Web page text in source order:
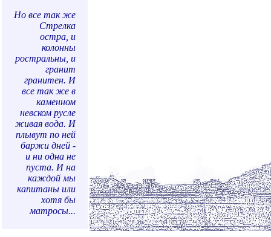
Но все так же
Стрелка
остра, и
колонны
ростральны, и
гранит
гранитен. И
все так же в
каменном
невском русле
живая вода. И
плывут по ней
баржи дней -
и ни одна не
пуста. И на
каждой мы
капитаны или
хотя бы
матросы...